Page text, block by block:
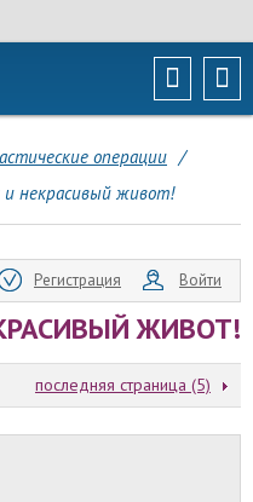
операции /
некрасивый живот!
Регистрация Войти
ЖИВОТ!
последняя страница (5)